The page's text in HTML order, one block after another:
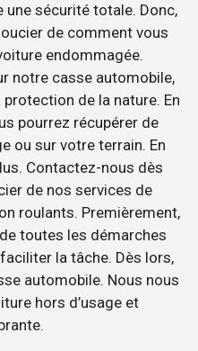
une sécurité totale. Donc,
de comment vous
endommagée.
notre casse automobile,
de la nature. En
pourrez récupérer de
ou sur votre terrain. En
Contactez-nous dès
de nos services de
roulants. Premièrement,
toutes les démarches
la tâche. Dès lors,
automobile. Nous nous
hors d’usage et